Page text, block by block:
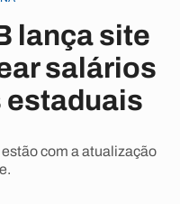
lança site
salários
estaduais
com a atualização